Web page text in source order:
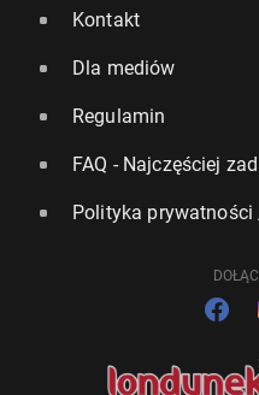
Kontakt
Dla mediów
Regulamin
FAQ - Najczęściej
Polityka prywatności